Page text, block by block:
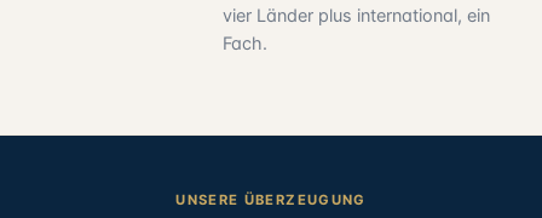
vier Länder plus international, ein
Fach.
UNSERE ÜBERZEUGUNG